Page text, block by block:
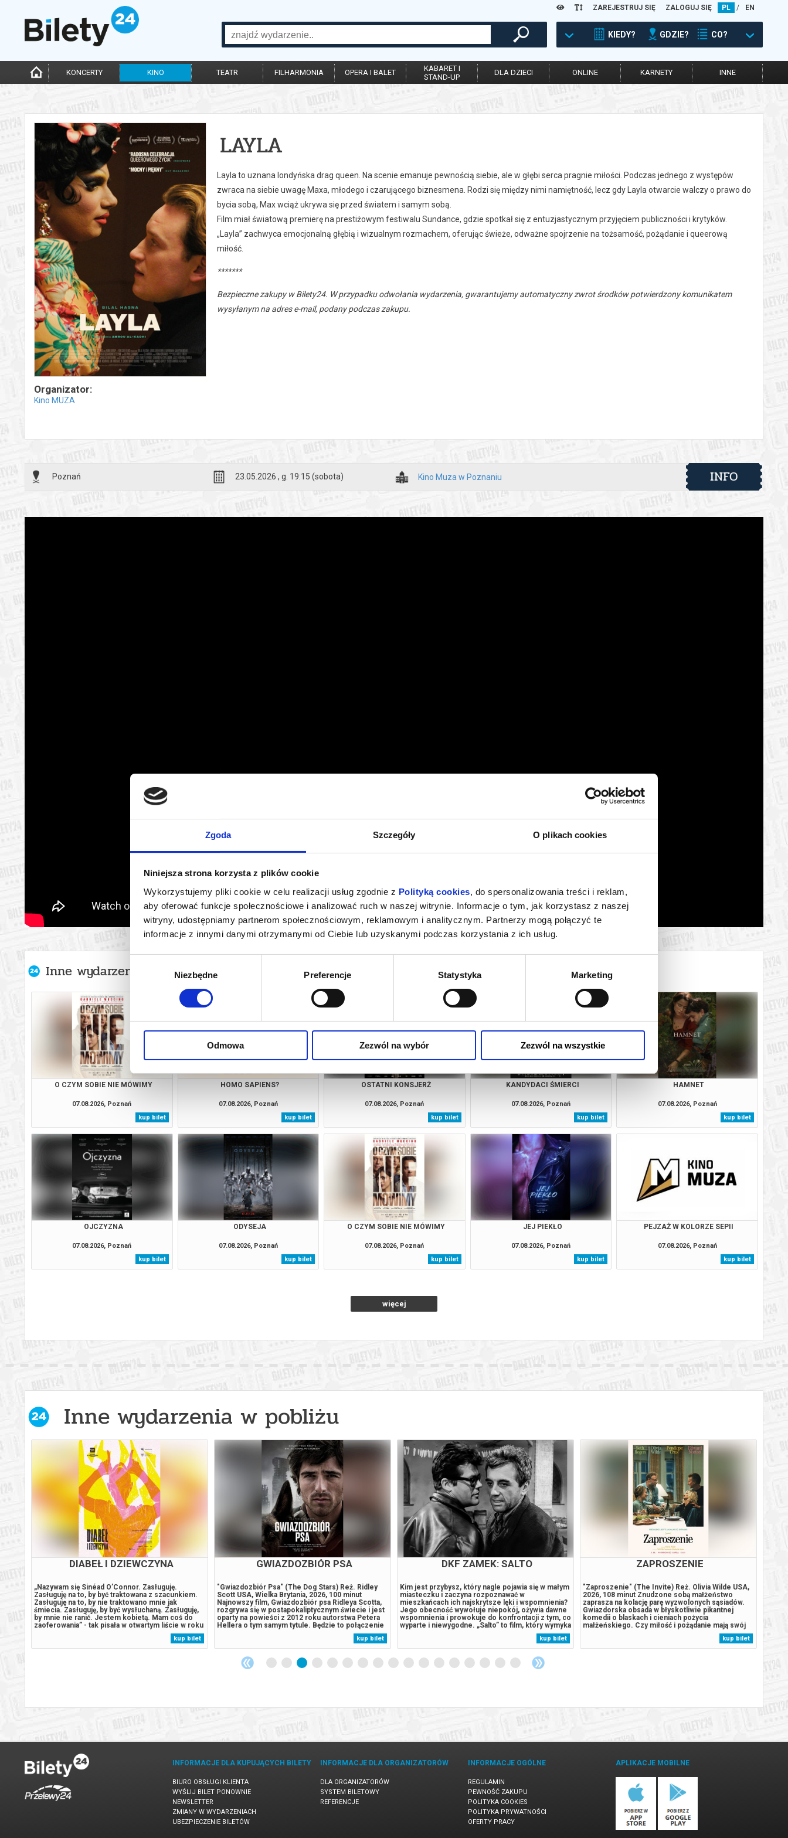
Zgoda Szczegóły O plikach cookies
Niniejsza strona korzysta z plików cookie
Wykorzystujemy pliki cookie w celu realizacji usług zgodnie z Polityką cookies, do spersonalizowania treści i reklam,
aby oferować funkcje społecznościowe i analizować ruch w naszej witrynie. Informacje o tym, jak korzystasz z naszej
witryny, udostępniamy partnerom społecznościowym, reklamowym i analitycznym. Partnerzy mogą połączyć te
informacje z innymi danymi otrzymanymi od Ciebie lub uzyskanymi podczas korzystania z ich usług.
Niezbędne Preferencje Statystyka Marketing
Odmowa Zezwól na wybór Zezwól na wszystkie
ZAREJESTRUJ SIĘ ZALOGUJ SIĘ PL / EN
KIEDY? GDZIE? CO?
KONCERTY KINO TEATR FILHARMONIA OPERA I BALET
KABARET I
STAND-UP
DLA DZIECI ONLINE KARNETY INNE
Organizator:
Kino MUZA
LAYLA
Layla to uznana londyńska drag queen. Na scenie emanuje pewnością siebie, ale w głębi serca pragnie miłości. Podczas jednego z występów
zwraca na siebie uwagę Maxa, młodego i czarującego biznesmena. Rodzi się między nimi namiętność, lecz gdy Layla otwarcie walczy o prawo do
bycia sobą, Max wciąż ukrywa się przed światem i samym sobą.
Film miał światową premierę na prestiżowym festiwalu Sundance, gdzie spotkał się z entuzjastycznym przyjęciem publiczności i krytyków.
„Layla” zachwyca emocjonalną głębią i wizualnym rozmachem, oferując świeże, odważne spojrzenie na tożsamość, pożądanie i queerową
miłość.
*******
Bezpieczne zakupy w Bilety24. W przypadku odwołania wydarzenia, gwarantujemy automatyczny zwrot środków potwierdzony komunikatem
wysyłanym na adres e-mail, podany podczas zakupu.
Poznań 23.05.2026 , g. 19:15 (sobota) Kino Muza w Poznaniu INFO
Inne wydarzenia organizatora
O CZYM SOBIE NIE MÓWIMY
07.08.2026, Poznań
kup bilet
HOMO SAPIENS?
07.08.2026, Poznań
kup bilet
OSTATNI KONSJERŻ
07.08.2026, Poznań
kup bilet
KANDYDACI ŚMIERCI
07.08.2026, Poznań
kup bilet
HAMNET
07.08.2026, Poznań
kup bilet
OJCZYZNA
07.08.2026, Poznań
kup bilet
ODYSEJA
07.08.2026, Poznań
kup bilet
O CZYM SOBIE NIE MÓWIMY
07.08.2026, Poznań
kup bilet
JEJ PIEKŁO
07.08.2026, Poznań
kup bilet
PEJZAŻ W KOLORZE SEPII
07.08.2026, Poznań
kup bilet
więcej
Inne wydarzenia w pobliżu
bilet
DIABEŁ I DZIEWCZYNA
„Nazywam się Sinéad O’Connor. Zasługuję.
Zasługuję na to, by być traktowana z szacunkiem.
Zasługuję na to, by nie traktowano mnie jak
śmiecia. Zasługuję, by być wysłuchaną. Zasługuję,
by mnie nie ranić. Jestem kobietą. Mam coś do
zaoferowania” - tak pisała w otwartym liście w roku
1993. Kiedy ta krucha, łysa dziewczyna o wielkich
oczach podarła na wizji zdjęcie papieża, wysłała
siebie na wojnę, która...
kup bilet
GWIAZDOZBIÓR PSA
"Gwiazdozbiór Psa" (The Dog Stars) Reż. Ridley
Scott USA, Wielka Brytania, 2026, 100 minut
Najnowszy film, Gwiazdozbiór psa Ridleya Scotta,
rozgrywa się w postapokaliptycznym świecie i jest
oparty na powieści z 2012 roku autorstwa Petera
Hellera o tym samym tytule. Będzie to połączenie
człowieczeństwem. Głównym bohaterem filmu
będącego ekranizacją powieści Gwiazdozbiór...
kup bilet
DKF ZAMEK: SALTO
Kim jest przybysz, który nagle pojawia się w małym
miasteczku i zaczyna rozpoznawać w
mieszkańcach ich najskrytsze lęki i wspomnienia?
Jego obecność wywołuje niepokój, ożywia dawne
wspomnienia i prowokuje do konfrontacji z tym, co
wyparte i niewygodne. „Salto” to film, który wymyka
się jednoznacznym interpretacjom. Balansuje
między realizmem a snem, groteską a powagą,
ironią a melancholią. Konwicki...
kup bilet
ZAPROSZENIE
"Zaproszenie" (The Invite) Reż. Olivia Wilde USA,
2026, 108 minut Znudzone sobą małżeństwo
zaprasza na kolację parę wyzwolonych sąsiadów.
Gwiazdorska obsada w błyskotliwie pikantnej
komedii o blaskach i cieniach pożycia
małżeńskiego. Czy miłość i pożądanie mają swój
nieprzekraczalny termin przydatności do
spożycia? Aby małżeńskiemu życiu dodać trochę
smaku czasem warto zaprosić sąsiadów. Do stołu
kup bilet
INFORMACJE DLA KUPUJĄCYCH BILETY
BIURO OBSŁUGI KLIENTA
WYŚLIJ BILET PONOWNIE
NEWSLETTER
ZMIANY W WYDARZENIACH
UBEZPIECZENIE BILETÓW
INFORMACJE DLA ORGANIZATORÓW
DLA ORGANIZATORÓW
SYSTEM BILETOWY
REFERENCJE
INFORMACJE OGÓLNE
REGULAMIN
PEWNOŚĆ ZAKUPU
POLITYKA COOKIES
POLITYKA PRYWATNOŚCI
OFERTY PRACY
APLIKACJE MOBILNE